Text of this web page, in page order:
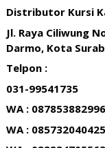
Distributor Kursi
Jl. Raya Ciliwung
Darmo, Kota
Telpon :
031-99541735
WA : 087853882996
WA : 085732040425